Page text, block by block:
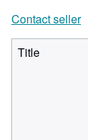
Contact seller
Title